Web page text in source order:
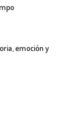
emoción y